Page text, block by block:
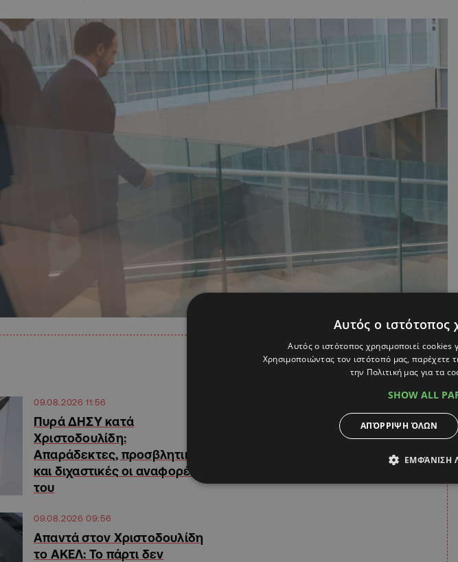
09.08.2026 11:56
Πυρά ΔΗΣΥ κατά
Χριστοδουλίδη:
Απαράδεκτες, προσβλητικές
και διχαστικές οι αναφορές
του
09.08.2026 09:56
Απαντά στον Χριστοδουλίδη
το ΑΚΕΛ: Το πάρτι δεν
Αυτός ο ιστότοπος
Αυτός ο ιστότοπος χρησιμοποιεί cookies
Χρησιμοποιώντας τον ιστότοπό μας,
την Πολιτική μας για τα
SHOW ALL
ΑΠΌΡΡΙΨΗ ΌΛΩΝ
ΕΜΦΆΝΙΣΗ